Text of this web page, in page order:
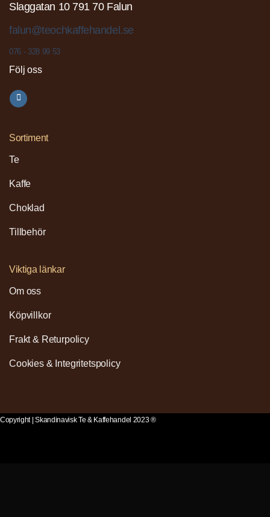
Slaggatan 10 791 70 Falun
falun@teochkaffehandel.se
076 - 328 99 53
Följ oss
Sortiment
Te
Kaffe
Choklad
Tillbehör
Viktiga länkar
Om oss
Köpvillkor
Frakt & Returpolicy
Cookies & Integritetspolicy
Copyright | Skandinavisk Te & Kaffehandel 2023 ®